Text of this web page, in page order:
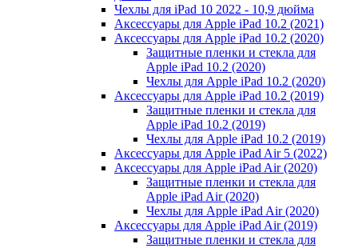
Чехлы для iPad 10 2022 - 10,9 дюйма
Аксессуары для Apple iPad 10.2 (2021)
Аксессуары для Apple iPad 10.2 (2020)
Защитные пленки и стекла для
Apple iPad 10.2 (2020)
Чехлы для Apple iPad 10.2 (2020)
Аксессуары для Apple iPad 10.2 (2019)
Защитные пленки и стекла для
Apple iPad 10.2 (2019)
Чехлы для Apple iPad 10.2 (2019)
Аксессуары для Apple iPad Air 5 (2022)
Аксессуары для Apple iPad Air (2020)
Защитные пленки и стекла для
Apple iPad Air (2020)
Чехлы для Apple iPad Air (2020)
Аксессуары для Apple iPad Air (2019)
Защитные пленки и стекла для